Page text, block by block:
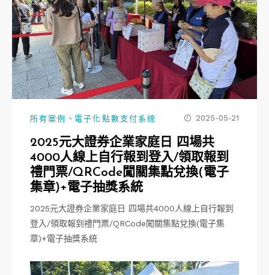
所有案例 、 電子化點數支付系統 2025-05-21
2025元大證券企業家庭日 四場共
4000人線上自行報到登入/領取報到
禮門票/QRCode闖關集點兌換(電子
集章)+電子抽獎系統
2025元大證券企業家庭日 四場共4000人線上自行報到
登入/領取報到禮門票/QRCode闖關集點兌換(電子集
章)+電子抽獎系統